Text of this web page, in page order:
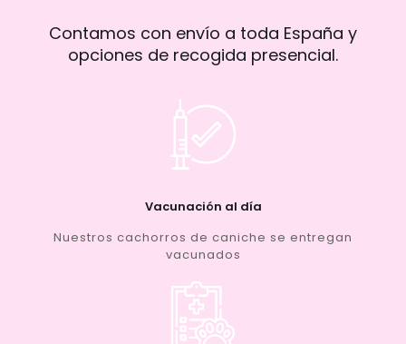
Contamos con envío a toda España y
opciones de recogida presencial.
Vacunación al día
Nuestros cachorros de caniche se entregan
vacunados